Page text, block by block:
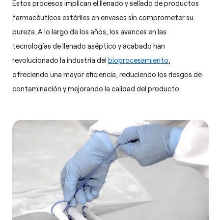
Estos procesos implican el llenado y sellado de productos
farmacéuticos estériles en envases sin comprometer su
pureza. A lo largo de los años, los avances en las
tecnologías de llenado aséptico y acabado han
revolucionado la industria del bioprocesamiento,
ofreciendo una mayor eficiencia, reduciendo los riesgos de
contaminación y mejorando la calidad del producto.